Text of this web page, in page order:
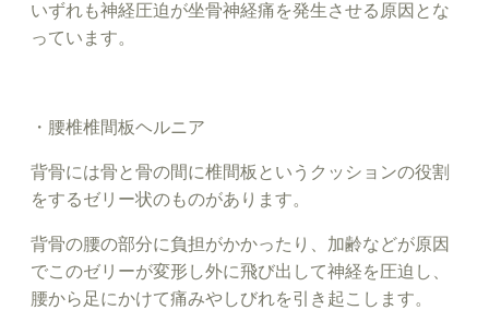
いずれも神経圧迫が坐骨神経痛を発生させる原因とな
っています。
・腰椎椎間板ヘルニア
背骨には骨と骨の間に椎間板というクッションの役割
をするゼリー状のものがあります。
背骨の腰の部分に負担がかかったり、加齢などが原因
でこのゼリーが変形し外に飛び出して神経を圧迫し、
腰から足にかけて痛みやしびれを引き起こします。